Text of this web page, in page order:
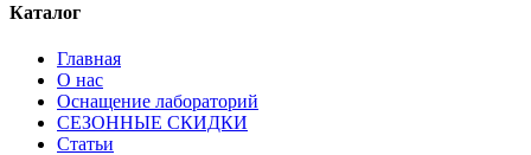
Каталог
Главная
О нас
Оснащение лабораторий
СЕЗОННЫЕ СКИДКИ
Статьи